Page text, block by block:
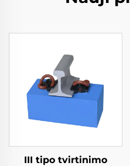
III tipo tvirtinimo